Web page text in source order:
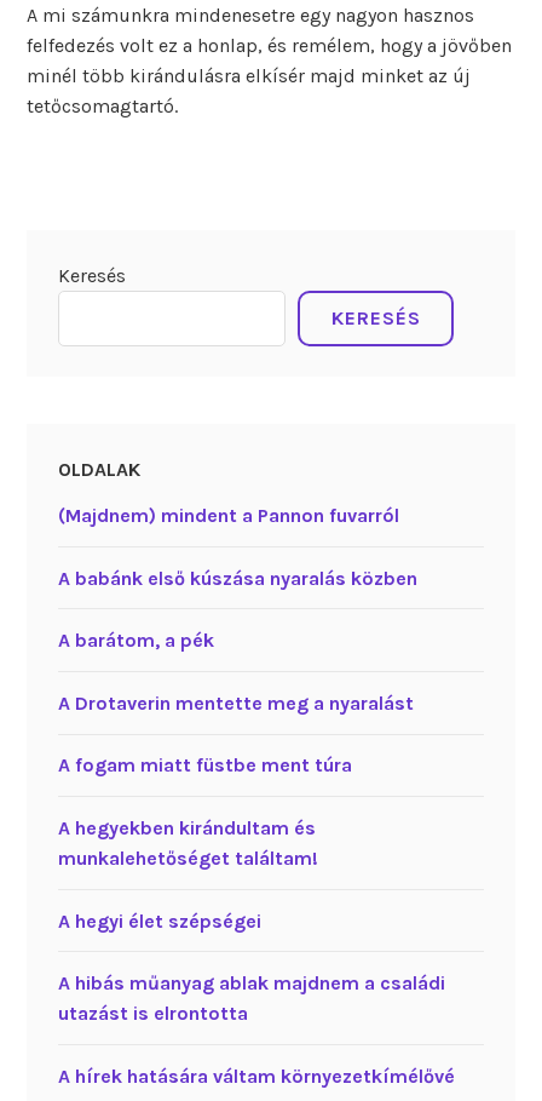
A mi számunkra mindenesetre egy nagyon hasznos
felfedezés volt ez a honlap, és remélem, hogy a jövőben
minél több kirándulásra elkísér majd minket az új
tetőcsomagtartó.
Keresés
KERESÉS
OLDALAK
(Majdnem) mindent a Pannon fuvarról
A babánk első kúszása nyaralás közben
A barátom, a pék
A Drotaverin mentette meg a nyaralást
A fogam miatt füstbe ment túra
A hegyekben kirándultam és
munkalehetőséget találtam!
A hegyi élet szépségei
A hibás műanyag ablak majdnem a családi
utazást is elrontotta
A hírek hatására váltam környezetkímélővé